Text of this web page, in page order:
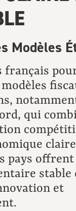
Modèles
français
qui
pays
stable
et